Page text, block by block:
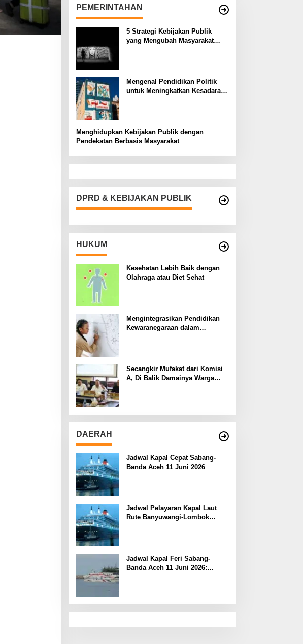
PEMERINTAHAN
5 Strategi Kebijakan Publik
yang Mengubah Masyarakat
Mengenal Pendidikan Politik
untuk Meningkatkan Kesadaran
Menghidupkan Kebijakan Publik dengan
Pendekatan Berbasis Masyarakat
DPRD & KEBIJAKAN PUBLIK
HUKUM
Kesehatan Lebih Baik dengan
Olahraga atau Diet Sehat
Mengintegrasikan Pendidikan
Kewaranegaraan dalam
Secangkir Mufakat dari Komisi
A, Di Balik Damainya Warga
DAERAH
Jadwal Kapal Cepat Sabang-
Banda Aceh 11 Juni 2026
Jadwal Pelayaran Kapal Laut
Rute Banyuwangi-Lombok
Jadwal Kapal Feri Sabang-
Banda Aceh 11 Juni 2026: